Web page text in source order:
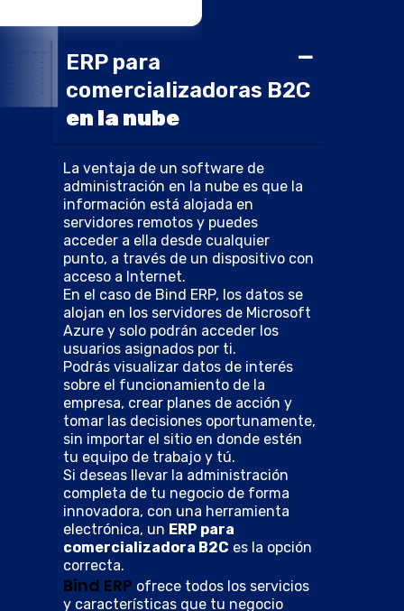
ERP para
comercializadoras B2C
en la nube
La ventaja de un software de
administración en la nube es que la
información está alojada en
servidores remotos y puedes
acceder a ella desde cualquier
punto, a través de un dispositivo con
acceso a Internet.
En el caso de Bind ERP, los datos se
alojan en los servidores de Microsoft
Azure y solo podrán acceder los
usuarios asignados por ti.
Podrás visualizar datos de interés
sobre el funcionamiento de la
empresa, crear planes de acción y
tomar las decisiones oportunamente,
sin importar el sitio en donde estén
tu equipo de trabajo y tú.
Si deseas llevar la administración
completa de tu negocio de forma
innovadora, con una herramienta
electrónica, un ERP para
comercializadora B2C es la opción
correcta.
Bind ERP ofrece todos los servicios
y características que tu negocio